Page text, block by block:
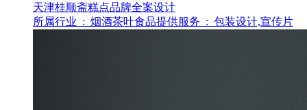
天津桂顺斋糕点品牌全案设计
所属行业 : 烟酒茶叶食品提供服务 : 包装设计,宣传片